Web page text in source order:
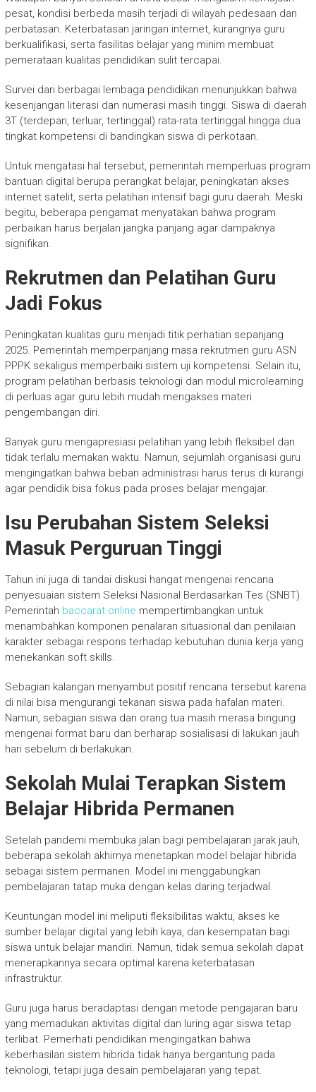
pesat, kondisi berbeda masih terjadi di wilayah pedesaan dan
perbatasan. Keterbatasan jaringan internet, kurangnya guru
berkualifikasi, serta fasilitas belajar yang minim membuat
pemerataan kualitas pendidikan sulit tercapai.
Survei dari berbagai lembaga pendidikan menunjukkan bahwa
kesenjangan literasi dan numerasi masih tinggi. Siswa di daerah
3T (terdepan, terluar, tertinggal) rata-rata tertinggal hingga dua
tingkat kompetensi di bandingkan siswa di perkotaan.
Untuk mengatasi hal tersebut, pemerintah memperluas program
bantuan digital berupa perangkat belajar, peningkatan akses
internet satelit, serta pelatihan intensif bagi guru daerah. Meski
begitu, beberapa pengamat menyatakan bahwa program
perbaikan harus berjalan jangka panjang agar dampaknya
signifikan.
Rekrutmen dan Pelatihan Guru
Jadi Fokus
Peningkatan kualitas guru menjadi titik perhatian sepanjang
2025. Pemerintah memperpanjang masa rekrutmen guru ASN
PPPK sekaligus memperbaiki sistem uji kompetensi. Selain itu,
program pelatihan berbasis teknologi dan modul microlearning
di perluas agar guru lebih mudah mengakses materi
pengembangan diri.
Banyak guru mengapresiasi pelatihan yang lebih fleksibel dan
tidak terlalu memakan waktu. Namun, sejumlah organisasi guru
mengingatkan bahwa beban administrasi harus terus di kurangi
agar pendidik bisa fokus pada proses belajar mengajar.
Isu Perubahan Sistem Seleksi
Masuk Perguruan Tinggi
Tahun ini juga di tandai diskusi hangat mengenai rencana
penyesuaian sistem Seleksi Nasional Berdasarkan Tes (SNBT).
Pemerintah baccarat online mempertimbangkan untuk
menambahkan komponen penalaran situasional dan penilaian
karakter sebagai respons terhadap kebutuhan dunia kerja yang
menekankan soft skills.
Sebagian kalangan menyambut positif rencana tersebut karena
di nilai bisa mengurangi tekanan siswa pada hafalan materi.
Namun, sebagian siswa dan orang tua masih merasa bingung
mengenai format baru dan berharap sosialisasi di lakukan jauh
hari sebelum di berlakukan.
Sekolah Mulai Terapkan Sistem
Belajar Hibrida Permanen
Setelah pandemi membuka jalan bagi pembelajaran jarak jauh,
beberapa sekolah akhirnya menetapkan model belajar hibrida
sebagai sistem permanen. Model ini menggabungkan
pembelajaran tatap muka dengan kelas daring terjadwal.
Keuntungan model ini meliputi fleksibilitas waktu, akses ke
sumber belajar digital yang lebih kaya, dan kesempatan bagi
siswa untuk belajar mandiri. Namun, tidak semua sekolah dapat
menerapkannya secara optimal karena keterbatasan
infrastruktur.
Guru juga harus beradaptasi dengan metode pengajaran baru
yang memadukan aktivitas digital dan luring agar siswa tetap
terlibat. Pemerhati pendidikan mengingatkan bahwa
keberhasilan sistem hibrida tidak hanya bergantung pada
teknologi, tetapi juga desain pembelajaran yang tepat.